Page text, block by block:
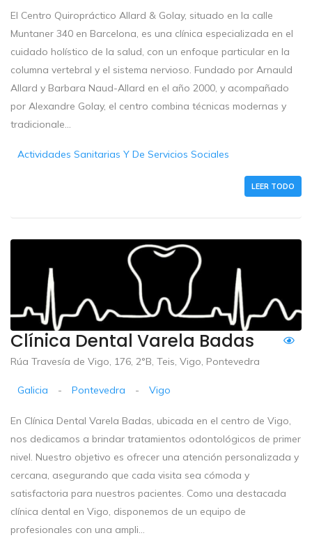
El Centro Quiropráctico Allard & Golay, situado en la calle
Muntaner 340 en Barcelona, es una clínica especializada en el
cuidado holístico de la salud, con un enfoque particular en la
columna vertebral y el sistema nervioso. Fundado por Arnauld
Allard y Barbara Naud-Allard en el año 2000, y acompañado
por Alexandre Golay, el centro combina técnicas modernas y
tradicionale...
Actividades Sanitarias Y De Servicios Sociales
LEER TODO
Clínica Dental Varela Badas
Rúa Travesía de Vigo, 176, 2°B, Teis, Vigo, Pontevedra
Galicia - Pontevedra - Vigo
En Clínica Dental Varela Badas, ubicada en el centro de Vigo,
nos dedicamos a brindar tratamientos odontológicos de primer
nivel. Nuestro objetivo es ofrecer una atención personalizada y
cercana, asegurando que cada visita sea cómoda y
satisfactoria para nuestros pacientes. Como una destacada
clínica dental en Vigo, disponemos de un equipo de
profesionales con una ampli...